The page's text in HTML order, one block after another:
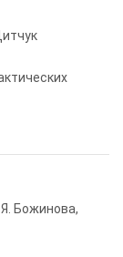
Я. Божинова,